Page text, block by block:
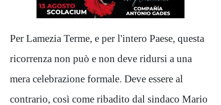
​Per Lamezia Terme, e per l'intero Paese, questa
ricorrenza non può e non deve ridursi a una
mera celebrazione formale. Deve essere al
contrario, così come ribadito dal sindaco Mario